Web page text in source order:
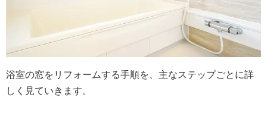
浴室の窓をリフォームする手順を、主なステップごとに詳
しく見ていきます。